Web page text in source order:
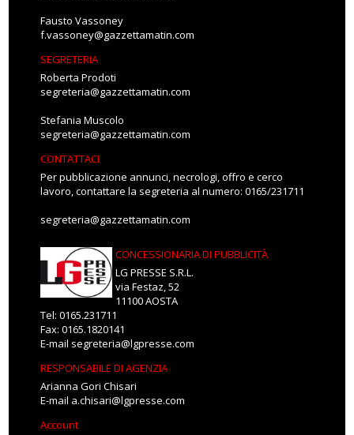
Fausto Vassoney
f.vassoney@gazzettamatin.com
SEGRETERIA
Roberta Prodoti
segreteria@gazzettamatin.com
Stefania Muscolo
segreteria@gazzettamatin.com
CONTATTACI
Per pubblicazione annunci, necrologi, offro e cerco
lavoro, contattare la segreteria al numero: 0165/231711
segreteria@gazzettamatin.com
CONCESSIONARIA DI PUBBLICITÀ
LG PRESSE S.R.L.
via Festaz, 52
11100 AOSTA
Tel: 0165.231711
Fax: 0165.1820141
E-mail segreteria@lgpresse.com
RESPONSABILE DI AGENZIA
Arianna Gori Chisari
E-mail a.chisari@lgpresse.com
Account